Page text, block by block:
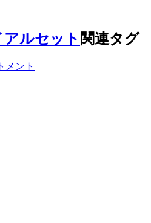
ルセット 関連タグ
メント